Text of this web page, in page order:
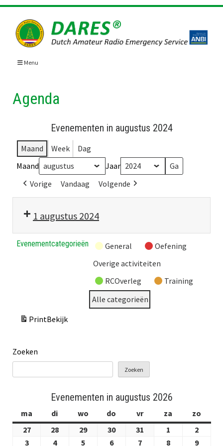
Skip
content
Menu
Agenda
Evenementen in augustus 2024
Maand Week
Dag
Maand
Jaar
Vorige
Vandaag Volgende
1 augustus 2024
Evenementcategorieën General
Oefening
Overige activiteiten
RCOverleg
Training
Alle categorieën
PrintBekijk
Zoeken
Zoeken
Evenementen in augustus 2026
ma maandag
di dinsdag
wo woensdag
do donderdag
vrvrijdagza zaterdag
zo
2727
28 2929
3030
31 1
augustus
2
33 44 5 66 7 8 99